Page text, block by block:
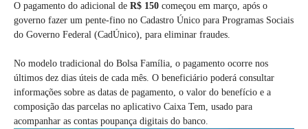
O pagamento do adicional de R$ 150 começou em março, após o
governo fazer um pente-fino no Cadastro Único para Programas Sociais
do Governo Federal (CadÚnico), para eliminar fraudes.
No modelo tradicional do Bolsa Família, o pagamento ocorre nos
últimos dez dias úteis de cada mês. O beneficiário poderá consultar
informações sobre as datas de pagamento, o valor do benefício e a
composição das parcelas no aplicativo Caixa Tem, usado para
acompanhar as contas poupança digitais do banco.